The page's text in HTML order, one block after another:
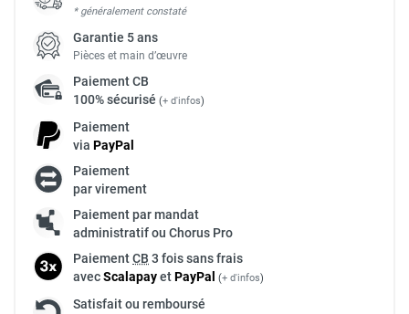
* généralement constaté
Garantie 5 ans
Pièces et main d’œuvre
PaiementCB
100% sécurisé (+ d'infos)
Paiement
via PayPal
Paiement
par virement
Paiement par mandat
administratif ou Chorus Pro
PaiementCB 3 fois sans frais
avecScalapayetPayPal (+ d'infos)
Satisfait ou remboursé